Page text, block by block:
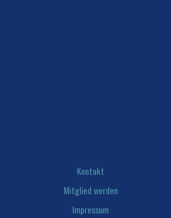
Kontakt
Mitglied werden
Impressum